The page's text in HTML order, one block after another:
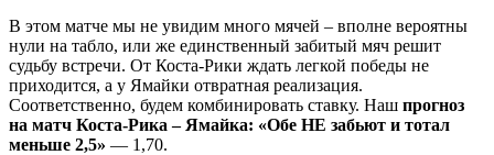
В этом матче мы не увидим много мячей – вполне вероятны
нули на табло, или же единственный забитый мяч решит
судьбу встречи. От Коста-Рики ждать легкой победы не
приходится, а у Ямайки отвратная реализация.
Соответственно, будем комбинировать ставку. Наш прогноз
на матч Коста-Рика – Ямайка: «Обе НЕ забьют и тотал
меньше 2,5» — 1,70.